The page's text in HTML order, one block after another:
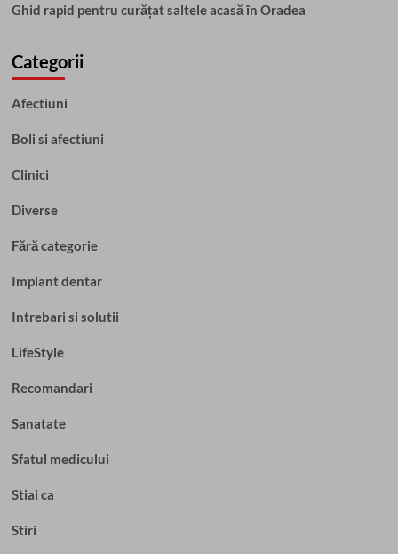
Ghid rapid pentru curățat saltele acasă în Oradea
Categorii
Afectiuni
Boli si afectiuni
Clinici
Diverse
Fără categorie
Implant dentar
Intrebari si solutii
LifeStyle
Recomandari
Sanatate
Sfatul medicului
Stiai ca
Stiri